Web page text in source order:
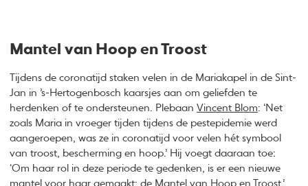
Mantel van Hoop en Troost
Tijdens de coronatijd staken velen in de Mariakapel in de Sint-
Jan in ’s-Hertogenbosch kaarsjes aan om geliefden te
herdenken of te ondersteunen. PlebaanVincent Blom: ‘Net
zoals Maria in vroeger tijden tijdens de pestepidemie werd
aangeroepen, was ze in coronatijd voor velen hét symbool
van troost, bescherming en hoop.’ Hij voegt daaraan toe:
‘Om haar rol in deze periode te gedenken, is er een nieuwe
mantel voor haar gemaakt: de Mantel van Hoop en Troost.’